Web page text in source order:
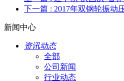
下一篇 : 2017年双钢轮振动
新闻中心
资讯动态
全部
公司新闻
行业动态